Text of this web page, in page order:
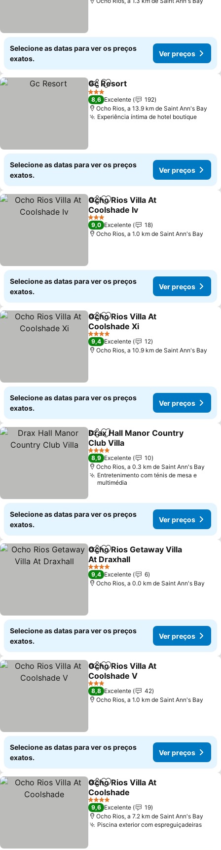
Selecione as datas para ver os preços
exatos.
Ver preços
PartilharAdicionar aos favoritos
Gc Resort
3 Estrelas
8,6 Excelente
192
Ocho Rios, a 13.9 km de Saint Ann's Bay
Experiência íntima de hotel boutique
Selecione as datas para ver os preços
exatos.
Ver preços
PartilharAdicionar aos favoritos
Ocho Rios Villa At
Coolshade Iv
3 Estrelas
9,0 Excelente
18
Ocho Rios, a 1.0 km de Saint Ann's Bay
Selecione as datas para ver os preços
exatos.
Ver preços
PartilharAdicionar aos favoritos
Ocho Rios Villa At
Coolshade Xi
4 Estrelas
9,4 Excelente
12
Ocho Rios, a 10.9 km de Saint Ann's Bay
Selecione as datas para ver os preços
exatos.
Ver preços
PartilharAdicionar aos favoritos
Drax Hall Manor Country
Club Villa
4 Estrelas
8,9 Excelente
10
Ocho Rios, a 0.3 km de Saint Ann's Bay
Entretenimento com ténis de mesa e
multimédia
Selecione as datas para ver os preços
exatos.
Ver preços
PartilharAdicionar aos favoritos
Ocho Rios Getaway Villa
At Draxhall
4 Estrelas
9,4 Excelente
6
Ocho Rios, a 0.0 km de Saint Ann's Bay
Selecione as datas para ver os preços
exatos.
Ver preços
PartilharAdicionar aos favoritos
Ocho Rios Villa At
Coolshade V
3 Estrelas
8,8 Excelente
42
Ocho Rios, a 1.0 km de Saint Ann's Bay
Selecione as datas para ver os preços
exatos.
Ver preços
PartilharAdicionar aos favoritos
Ocho Rios Villa At
Coolshade
4 Estrelas
9,6 Excelente
19
Ocho Rios, a 7.2 km de Saint Ann's Bay
Piscina exterior com espreguiçadeiras